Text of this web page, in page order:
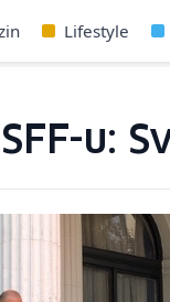
Lifestyle
u: